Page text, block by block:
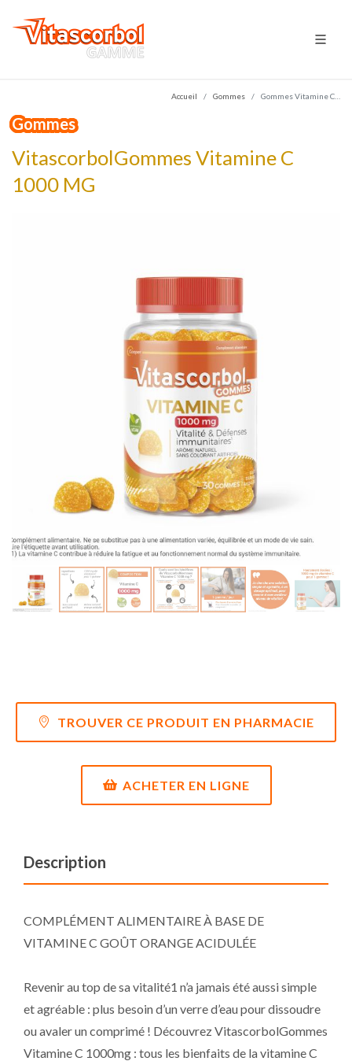
Gommes
VitascorbolGommes Vitamine C
1000 MG
Accueil Gommes Gommes Vitamine C…
TROUVER CE PRODUIT EN PHARMACIE
ACHETER EN LIGNE
Description
COMPLÉMENT ALIMENTAIRE À BASE DE
VITAMINE C GOÛT ORANGE ACIDULÉE
Revenir au top de sa vitalité1 n’a jamais été aussi simple
et agréable : plus besoin d’un verre d’eau pour dissoudre
ou avaler un comprimé ! Découvrez VitascorbolGommes
Vitamine C 1000mg : tous les bienfaits de la vitamine C